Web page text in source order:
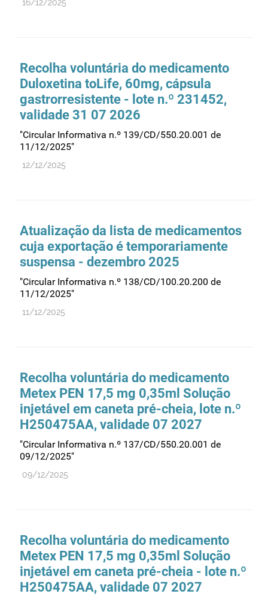
Gestão financeira e patrimonial
Hemoderivados
Importação
Informação estatística
Licenciamentos
Locais de venda
Manutenção no mercado
Medicamentos de uso humano
Medicamentos genéricos
Nanotecnologia
Planeamento
Plantas medicinais
Prescrição
Preços
Produtos de saúde
Qualidade e normalização
Reações adversas
Recursos humanos
Registo
16/12/2025
Recolha voluntária do medicamento
Duloxetina toLife, 60mg, cápsula
gastrorresistente - lote n.º 231452,
validade 31 07 2026
"Circular Informativa n.º 139/CD/550.20.001 de
11/12/2025"
12/12/2025
Atualização da lista de medicamentos
cuja exportação é temporariamente
suspensa - dezembro 2025
"Circular Informativa n.º 138/CD/100.20.200 de
11/12/2025"
11/12/2025
Recolha voluntária do medicamento
Metex PEN 17,5 mg 0,35ml Solução
injetável em caneta pré-cheia, lote n.º
H250475AA, validade 07 2027
"Circular Informativa n.º 137/CD/550.20.001 de
09/12/2025"
09/12/2025
Recolha voluntária do medicamento
Metex PEN 17,5 mg 0,35ml Solução
injetável em caneta pré-cheia - lote n.º
H250475AA, validade 07 2027